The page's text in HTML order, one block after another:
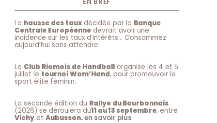
La hausse des taux décidée par la Banque
Centrale Européenne devrait avoir une
incidence sur les taux d’intérêts… Consommez
aujourd’hui sans attendre
Le Club Riomois de Handball organise les 4 et 5
juillet le tournoi Wom’Hand, pour promouvoir le
sport élite féminin.
La seconde édition du Rallye du Bourbonnais
(2026) se déroulera du11 au 13 septembre, entre
Vichy et Aubusson.en savoir plus